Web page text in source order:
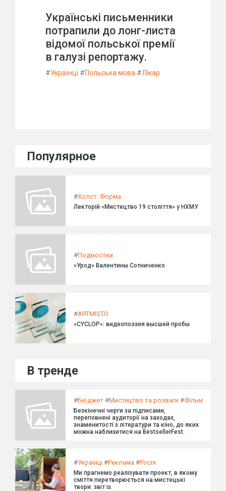
Українські письменники
потрапили до лонг-листа
відомої польської премії
в галузі репортажу.
#Українці #Польська мова #Лікар
Популярное
#Холст. Форма
Лекторій «Мистецтво 19 століття» у НХМУ
#Подмостки
»Урод» Валентины Сотниченко
#ARTMISTO
»CYCLOP»: видеопоэзия высшей пробы
В тренде
#Бюджет #Мистецтво та розваги #Фільм
Безкінечні черги за підписами,
переповнені аудиторії на заходах,
знаменитості з літератури та кіно, до яких
можна наблизитися на BestsellerFest.
#Українці #Реклама #Росія
Ми прагнемо реалізувати проект, в якому
сміття перетворюється на мистецькі
твори: звіт із.